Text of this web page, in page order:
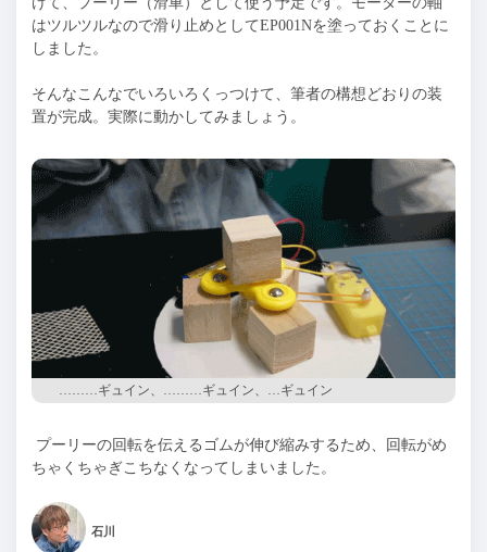
はツルツルなので滑り止めとしてEP001Nを塗っておくことに
しました。
そんなこんなでいろいろくっつけて、筆者の構想どおりの装
置が完成。実際に動かしてみましょう。
………ギュイン、………ギュイン、…ギュイン
プーリーの回転を伝えるゴムが伸び縮みするため、回転がめ
ちゃくちゃぎこちなくなってしまいました。
石川